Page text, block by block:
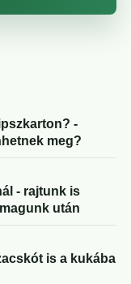
-
meg?
- rajtunk is
után
is a kukába